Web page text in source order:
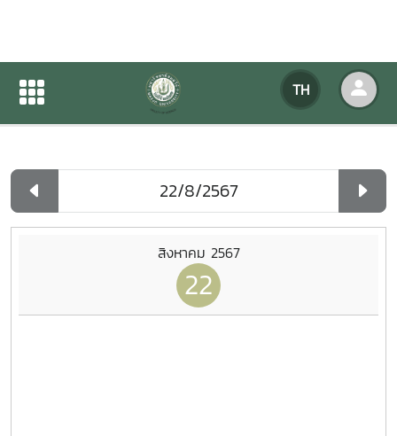
TH
ปฏิทินกิจกรรมของหน่วยงาน
ปฏิทินกิจกรรมของหน่วยงาน
สิงหาคม 2567
22